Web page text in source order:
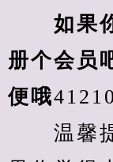
如果你
册个会员
便哦
温馨提